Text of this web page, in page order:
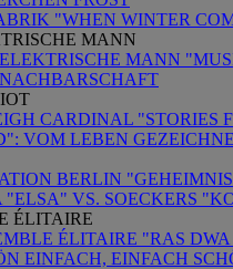
"WHEN WINTER
MANN
MANN
CARDINAL "STORIES
VOM LEBEN
BERLIN
"ELSA" VS. SOECKERS
ÉLITAIRE
ÉLITAIRE "RAS
EINFACH, EINFACH